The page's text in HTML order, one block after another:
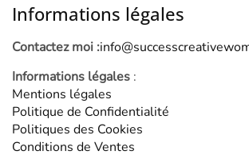
Informations légales
Contactez moi :
Informations légales :
Mentions légales
Politique de Confidentialité
Politiques des Cookies
Conditions de Ventes